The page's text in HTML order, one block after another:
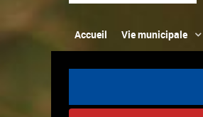
Accueil Vie municipale